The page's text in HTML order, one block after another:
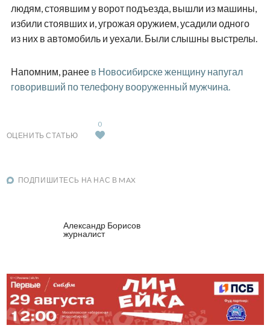
людям, стоявшим у ворот подъезда, вышли из машины,
избили стоявших и, угрожая оружием, усадили одного
из них в автомобиль и уехали. Были слышны выстрелы.
Напомним, ранее в Новосибирске женщину напугал
говоривший по телефону вооруженный мужчина.
ОЦЕНИТЬ СТАТЬЮ
0
ПОДПИШИТЕСЬ НА НАС В MAX
Александр Борисов
журналист